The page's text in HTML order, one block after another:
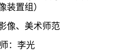
装置组）
像、美术师范
：李光